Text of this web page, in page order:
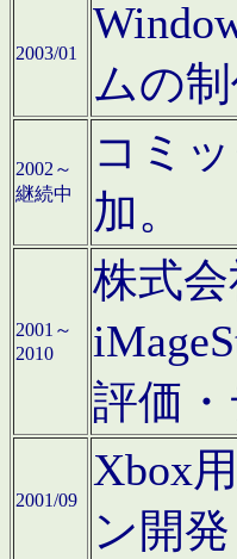
2003/01
ムの
2002～
継続中
コミ
加。
2001～
2010
株式
評価
2001/09
Xbox
ン開